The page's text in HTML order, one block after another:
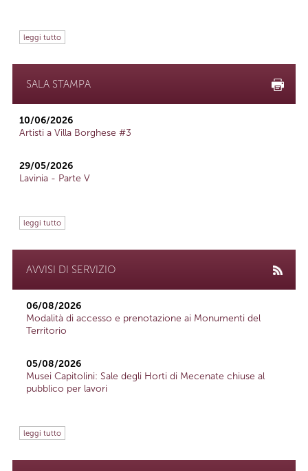
leggi tutto
SALA STAMPA
10/06/2026
Artisti a Villa Borghese #3
29/05/2026
Lavinia - Parte V
leggi tutto
AVVISI DI SERVIZIO
06/08/2026
Modalità di accesso e prenotazione ai Monumenti del
Territorio
05/08/2026
Musei Capitolini: Sale degli Horti di Mecenate chiuse al
pubblico per lavori
leggi tutto